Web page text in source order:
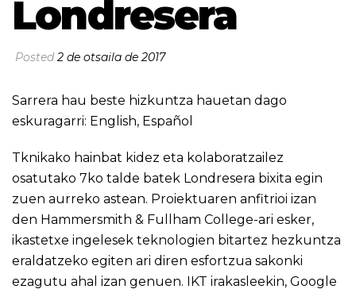
Londresera
Posted2 de otsaila de 2017
Sarrera hau beste hizkuntza hauetan dago
eskuragarri: English, Español
Tknikako hainbat kidez eta kolaboratzailez
osatutako 7ko talde batek Londresera bixita egin
zuen aurreko astean. Proiektuaren anfitrioi izan
den Hammersmith & Fullham College-ari esker,
ikastetxe ingelesek teknologien bitartez hezkuntza
eraldatzeko egiten ari diren esfortzua sakonki
ezagutu ahal izan genuen. IKT irakasleekin, Google